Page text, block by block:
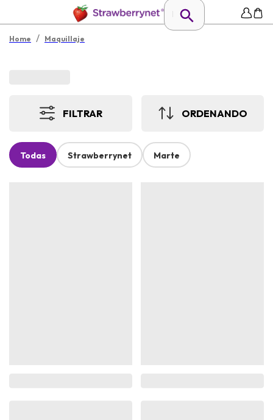
Home / Maquillaje
FILTRAR ORDENANDO
Todas Strawberrynet Marte